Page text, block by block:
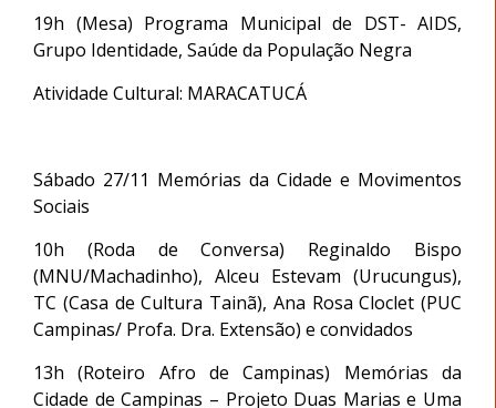
19h (Mesa) Programa Municipal de DST- AIDS,
Grupo Identidade, Saúde da População Negra
Atividade Cultural: MARACATUCÁ
Sábado 27/11 Memórias da Cidade e Movimentos
Sociais
10h (Roda de Conversa) Reginaldo Bispo
(MNU/Machadinho), Alceu Estevam (Urucungus),
TC (Casa de Cultura Tainã), Ana Rosa Cloclet (PUC
Campinas/ Profa. Dra. Extensão) e convidados
13h (Roteiro Afro de Campinas) Memórias da
Cidade de Campinas – Projeto Duas Marias e Uma